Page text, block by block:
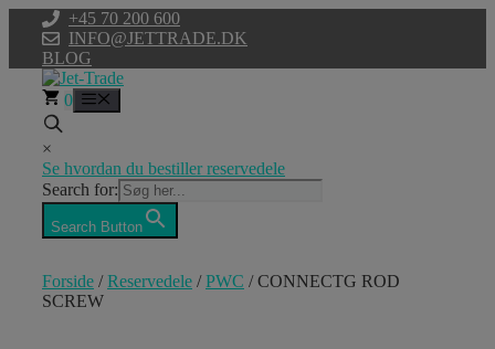
indhold
+45 70 200 600
INFO@JETTRADE.DK
BLOG
0
×
Se hvordan du bestiller reservedele
Search for:
Search Button
Forside /Reservedele /PWC / CONNECTG ROD
SCREW